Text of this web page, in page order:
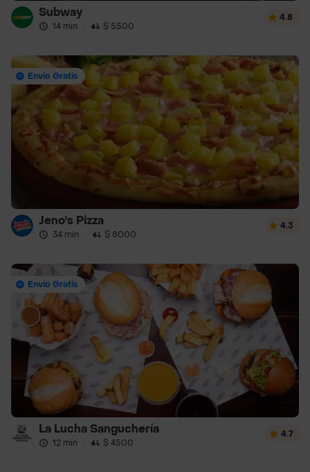
Subway
14 min · $ 5500
4.8
Envío Gratis
Jeno's Pizza
34 min · $ 8000
4.3
Envío Gratis
La Lucha Sanguchería
12 min · $ 4500
4.7